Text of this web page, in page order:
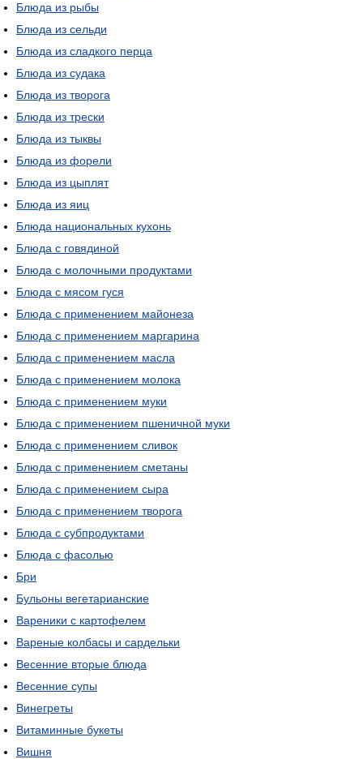
Блюда из рыбы
Блюда из сельди
Блюда из сладкого перца
Блюда из судака
Блюда из творога
Блюда из трески
Блюда из тыквы
Блюда из форели
Блюда из цыплят
Блюда из яиц
Блюда национальных кухонь
Блюда с говядиной
Блюда с молочными продуктами
Блюда с мясом гуся
Блюда с применением майонеза
Блюда с применением маргарина
Блюда с применением масла
Блюда с применением молока
Блюда с применением муки
Блюда с применением пшеничной муки
Блюда с применением сливок
Блюда с применением сметаны
Блюда с применением сыра
Блюда с применением творога
Блюда с субпродуктами
Блюда с фасолью
Бри
Бульоны вегетарианские
Вареники с картофелем
Вареные колбасы и сардельки
Весенние вторые блюда
Весенние супы
Винегреты
Витаминные букеты
Вишня